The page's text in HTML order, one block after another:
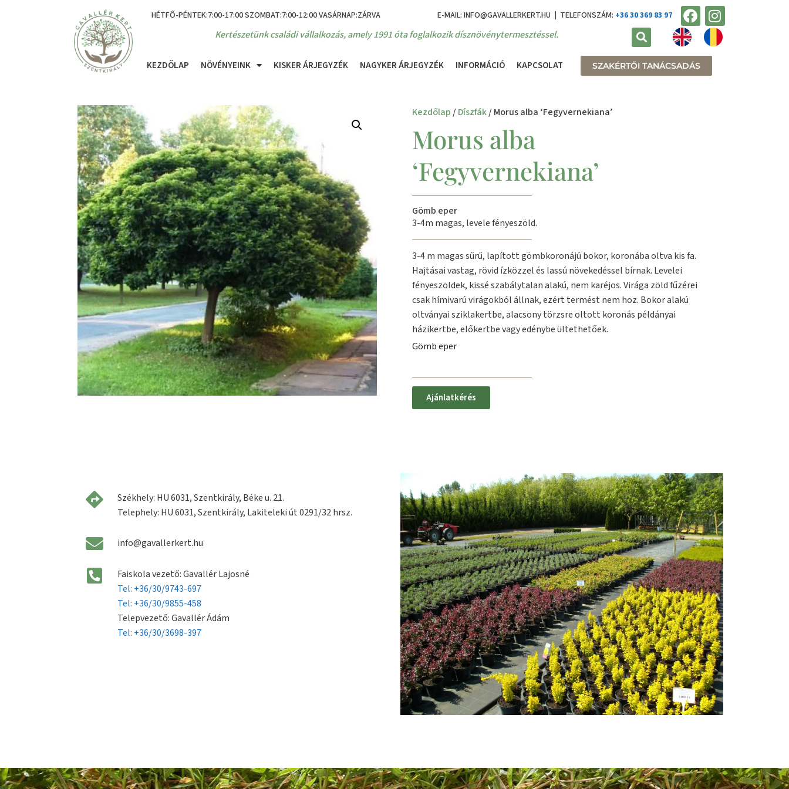
HÉTFŐ-PÉNTEK:7:00-17:00 SZOMBAT:7:00-12:00 VASÁRNAP:ZÁRVA E-MAIL: INFO@GAVALLERKERT.HU | TELEFONSZÁM: +36 30 369 83 97
Kertészetünk családi vállalkozás, amely 1991 óta foglalkozik dísznövénytermesztéssel.
KEZDŐLAP NÖVÉNYEINK KISKER ÁRJEGYZÉK NAGYKER ÁRJEGYZÉK INFORMÁCIÓ KAPCSOLAT SZAKÉRTŐI TANÁCSADÁS
Kezdőlap /Díszfák/ Morus alba ‘Fegyvernekiana’
Morus alba
‘Fegyvernekiana’
Gömb eper
3-4m magas, levele fényeszöld.
3-4 m magas sűrű, lapított gömbkoronájú bokor, koronába oltva kis fa.
Hajtásai vastag, rövid ízközzel és lassú növekedéssel bírnak. Levelei
fényeszöldek, kissé szabálytalan alakú, nem karéjos. Virága zöld fűzérei
csak hímivarú virágokból állnak, ezért termést nem hoz. Bokor alakú
oltványai sziklakertbe, alacsony törzsre oltott koronás példányai
házikertbe, előkertbe vagy edénybe ültethetőek.
Gömb eper
Ajánlatkérés
Székhely: HU 6031, Szentkirály, Béke u. 21.
Telephely: HU 6031, Szentkirály, Lakiteleki út 0291/32 hrsz.
info@gavallerkert.hu
Faiskola vezető: Gavallér Lajosné
Tel: +36/30/9743-697
Tel: +36/30/9855-458
Telepvezető: Gavallér Ádám
Tel: +36/30/3698-397